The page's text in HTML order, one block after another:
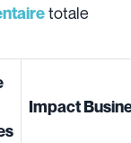
totale
Impact